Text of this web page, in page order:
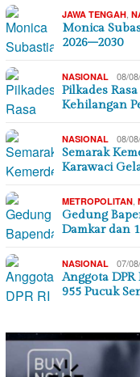
JAWA TENGAH
Monica
2026–2030
NASIONAL 08/
Pilkades
Kehilangan
NASIONAL 08/
Semarak
Karawaci
METROPOLITAN
Gedung
Damkar dan
NASIONAL 07/
Anggota
955 Pucuk